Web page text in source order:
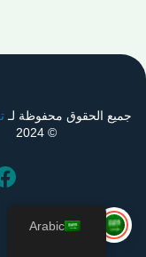
جميع الحقوق محفوظة لـ
© 2024
Arabic